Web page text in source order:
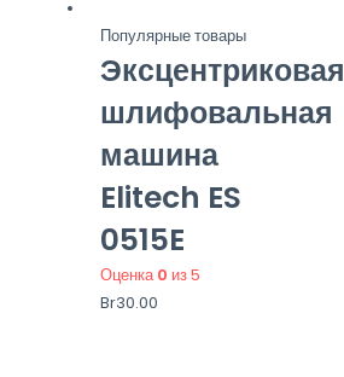
Популярные товары
Эксцентриковая
шлифовальная
машина
Elitech ES
0515E
Оценка0 из 5
Br30.00